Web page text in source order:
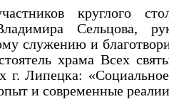
круглого
Сельцова,
служению и
храма Всех
г. Липецка:
и современные